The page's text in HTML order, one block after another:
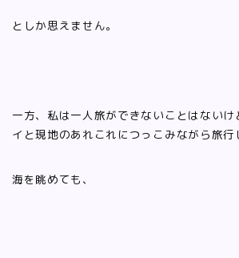
としか思えません。
一方、私は一人旅ができないことはないけ
イと現地のあれこれにつっこみながら旅行
海を眺めても、